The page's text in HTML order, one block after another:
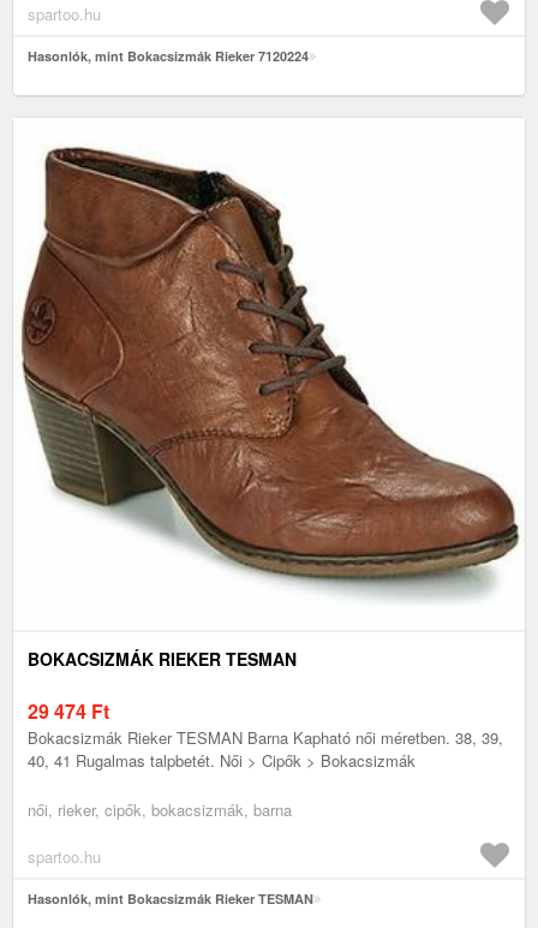
spartoo.hu
Hasonlók, mint Bokacsizmák Rieker 7120224
BOKACSIZMÁK RIEKER TESMAN
29 474 Ft
Bokacsizmák Rieker TESMAN Barna Kapható női méretben. 38, 39,
40, 41 Rugalmas talpbetét. Női > Cipők > Bokacsizmák
női, rieker, cipők, bokacsizmák, barna
spartoo.hu
Hasonlók, mint Bokacsizmák Rieker TESMAN